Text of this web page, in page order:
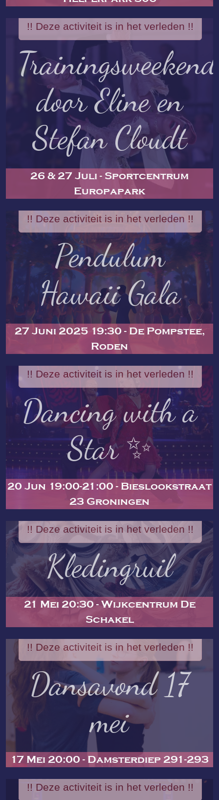
!! Deze activiteit is in het verleden !!
Trainingsweekend
door Eline en
Stefan Cloudt
26 & 27 Juli - Sportcentrum
Europapark
!! Deze activiteit is in het verleden !!
Pendulum
Hawaii Gala
27 Juni 2025 19:30 - De Pompstee,
Roden
!! Deze activiteit is in het verleden !!
Dancing with a
Star ✨
20 Jun 19:00-21:00 - Bieslookstraat
23 Groningen
!! Deze activiteit is in het verleden !!
Kledingruil
21 Mei 20:30 - Wijkcentrum De
Schakel
!! Deze activiteit is in het verleden !!
Dansavond 17
mei
17 Mei 20:00 - Damsterdiep 291-293
!! Deze activiteit is in het verleden !!